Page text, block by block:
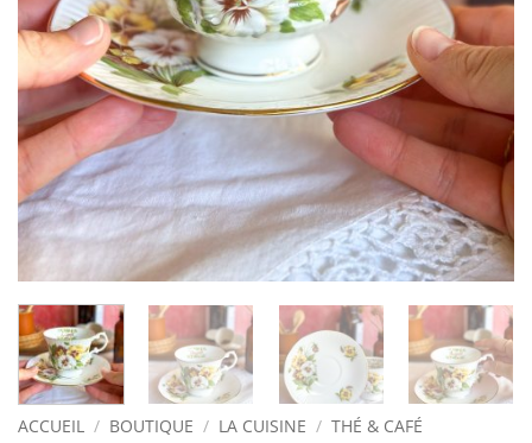
ACCUEIL / BOUTIQUE / LA CUISINE / THÉ & CAFÉ